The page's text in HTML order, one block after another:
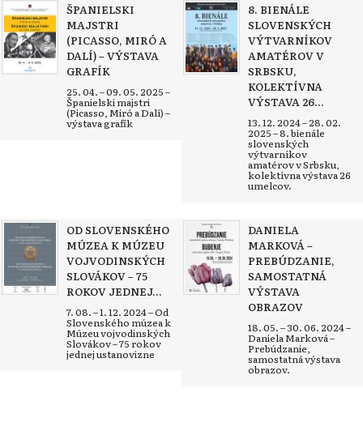
ŠPANIELSKI
MAJSTRI
(PICASSO, MIRÓ A
DALÍ) – VÝSTAVA
GRAFÍK
25. 04. – 09. 05. 2025 –
Španielski majstri
(Picasso, Miró a Dalí) –
výstava grafík
8. BIENÁLE
SLOVENSKÝCH
VÝTVARNÍKOV
AMATÉROV V
SRBSKU,
KOLEKTÍVNA
VÝSTAVA 26...
13. 12. 2024 – 28. 02.
2025 – 8. bienále
slovenských
výtvarníkov
amatérov v Srbsku,
kolektívna výstava 26
umelcov.
OD SLOVENSKÉHO
MÚZEA K MÚZEU
VOJVODINSKÝCH
SLOVÁKOV – 75
ROKOV JEDNEJ...
7. 08. – 1. 12. 2024 – Od
Slovenského múzea k
Múzeu vojvodinských
Slovákov – 75 rokov
jednej ustanovizne
DANIELA
MARKOVÁ –
PREBÚDZANIE,
SAMOSTATNÁ
VÝSTAVA
OBRAZOV
18. 05. – 30. 06. 2024 –
Daniela Marková –
Prebúdzanie,
samostatná výstava
obrazov.